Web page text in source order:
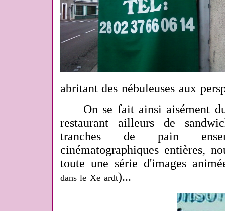
abritant des nébuleuses aux
On se fait ainsi aisément
restaurant ailleurs de
tranches de pain
cinématographiques entières,
toute une série d'images
dans le Xe ardt)...